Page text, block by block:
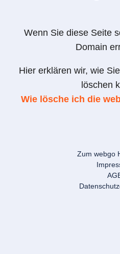
Wenn Sie diese Seite
Domain
Hier erklären wir, wie
löschen
Wie lösche ich die
Zum webgo